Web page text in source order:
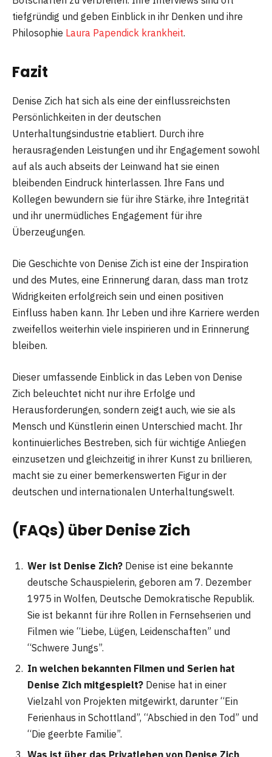
tiefgründig und geben Einblick in ihr Denken und ihre
Philosophie Laura Papendick krankheit.
Fazit
Denise Zich hat sich als eine der einflussreichsten
Persönlichkeiten in der deutschen
Unterhaltungsindustrie etabliert. Durch ihre
herausragenden Leistungen und ihr Engagement sowohl
auf als auch abseits der Leinwand hat sie einen
bleibenden Eindruck hinterlassen. Ihre Fans und
Kollegen bewundern sie für ihre Stärke, ihre Integrität
und ihr unermüdliches Engagement für ihre
Überzeugungen.
Die Geschichte von Denise Zich ist eine der Inspiration
und des Mutes, eine Erinnerung daran, dass man trotz
Widrigkeiten erfolgreich sein und einen positiven
Einfluss haben kann. Ihr Leben und ihre Karriere werden
zweifellos weiterhin viele inspirieren und in Erinnerung
bleiben.
Dieser umfassende Einblick in das Leben von Denise
Zich beleuchtet nicht nur ihre Erfolge und
Herausforderungen, sondern zeigt auch, wie sie als
Mensch und Künstlerin einen Unterschied macht. Ihr
kontinuierliches Bestreben, sich für wichtige Anliegen
einzusetzen und gleichzeitig in ihrer Kunst zu brillieren,
macht sie zu einer bemerkenswerten Figur in der
deutschen und internationalen Unterhaltungswelt.
(FAQs) überDenise Zich
Wer ist Denise Zich? Denise ist eine bekannte
deutsche Schauspielerin, geboren am 7. Dezember
1975 in Wolfen, Deutsche Demokratische Republik.
Sie ist bekannt für ihre Rollen in Fernsehserien und
Filmen wie “Liebe, Lügen, Leidenschaften” und
“Schwere Jungs”.
In welchen bekannten Filmen und Serien hat
Denise Zich mitgespielt? Denise hat in einer
Vielzahl von Projekten mitgewirkt, darunter “Ein
Ferienhaus in Schottland”, “Abschied in den Tod” und
“Die geerbte Familie”​​.